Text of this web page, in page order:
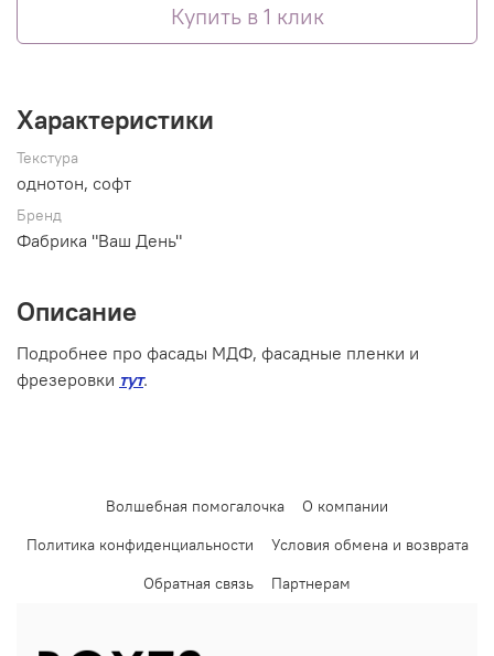
Купить в 1 клик
Характеристики
Текстура
однотон, софт
Бренд
Фабрика "Ваш День"
Описание
Подробнее про фасады МДФ, фасадные пленки и
фрезеровки тут.
Волшебная помогалочка
О компании
Политика конфиденциальности
Условия обмена и возврата
Обратная связь
Партнерам